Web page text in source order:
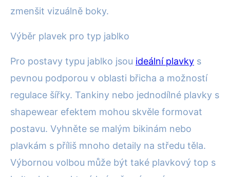
zmenšit vizuálně boky.
Výběr plavek pro typ jablko
Pro postavy typu jablko jsou ideální plavky s
pevnou podporou v oblasti břicha a možností
regulace šířky. Tankiny nebo jednodílné plavky s
shapewear efektem mohou skvěle formovat
postavu. Vyhněte se malým bikinám nebo
plavkám s příliš mnoho detaily na středu těla.
Výbornou volbou může být také plavkový top s